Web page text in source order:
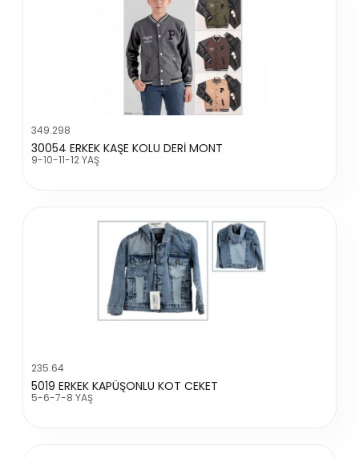
349.298
30054 ERKEK KAŞE KOLU DERİ MONT
9-10-11-12 YAŞ
235.64
5019 ERKEK KAPÜŞONLU KOT CEKET
5-6-7-8 YAŞ